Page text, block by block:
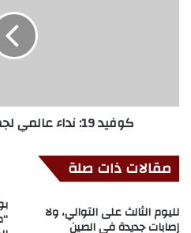
كوفيد 19: نداء عالمي لجمع 825 مليون دولار
مقالات ذات صلة
لليوم الثالث على التوالي، ولا
إصابات جديدة في الصين